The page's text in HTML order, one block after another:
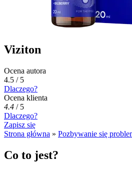
Viziton
Ocena autora
4.5 / 5
Dlaczego?
Ocena klienta
4.4 / 5
Dlaczego?
Zapisz się
Strona główna » Pozbywanie się
Co to jest?